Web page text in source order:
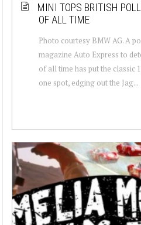
MINI TOPS BRITISH
OF ALL TIME
Photo courtesy BMW AG. A
magazine Auto Express to
of all time has put the classic
one spot, edging out the Jag...